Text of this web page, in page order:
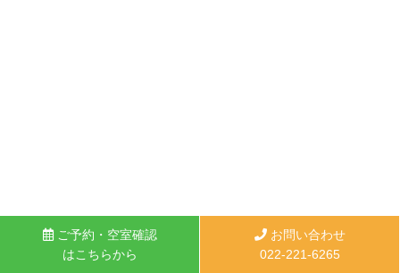
ご予約・空室確認
はこちらから
お問い合わせ
022-221-6265